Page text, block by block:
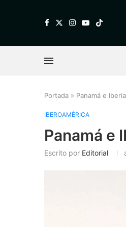
Portada » Panamá e
IBEROAMÉRICA
Panamá e
Escrito por Editorial